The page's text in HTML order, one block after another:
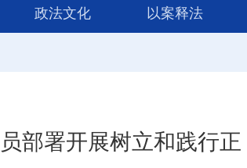
政法文化 以案释法
部署开展树立和践行正